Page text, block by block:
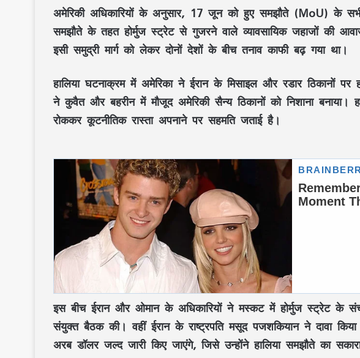
अमेरिकी अधिकारियों के अनुसार, 17 जून को हुए समझौते (MoU) के सभी
समझौते के तहत होर्मुज स्ट्रेट से गुजरने वाले व्यावसायिक जहाजों की
इसी समुद्री मार्ग को लेकर दोनों देशों के बीच तनाव काफी बढ़ गया था।
हालिया घटनाक्रम में अमेरिका ने ईरान के मिसाइल और रडार ठिकानों
ने कुवैत और बहरीन में मौजूद अमेरिकी सैन्य ठिकानों को निशाना बनाया।
रोककर कूटनीतिक रास्ता अपनाने पर सहमति जताई है।
इस बीच ईरान और ओमान के अधिकारियों ने मस्कट में होर्मुज स्ट्रेट के
संयुक्त बैठक की। वहीं ईरान के राष्ट्रपति मसूद पजशकियान ने दावा
अरब डॉलर जल्द जारी किए जाएंगे, जिसे उन्होंने हालिया समझौते का